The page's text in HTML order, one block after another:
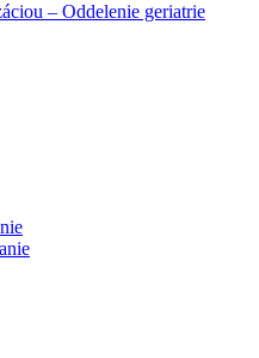
– Oddelenie geriatrie